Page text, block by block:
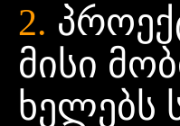
2.
მისი
ხელებს